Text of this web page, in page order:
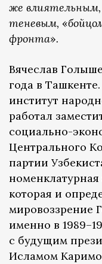
же
теневым, «
фронта».
Вячеслав
года в
институт
работал
социально-
Центрального
партии
номенклатурная
которая и
мировоззрение
именно в
с будущим
Исламом